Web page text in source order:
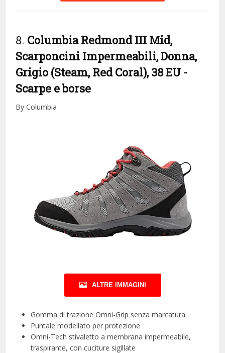
8. Columbia Redmond III Mid,
Scarponcini Impermeabili, Donna,
Grigio (Steam, Red Coral), 38 EU -
Scarpe e borse
By Columbia
ALTRE IMMAGINI
Gomma di trazione Omni-Grip senza marcatura
Puntale modellato per protezione
Omni-Tech stivaletto a membrana impermeabile,
traspirante, con cuciture sigillate